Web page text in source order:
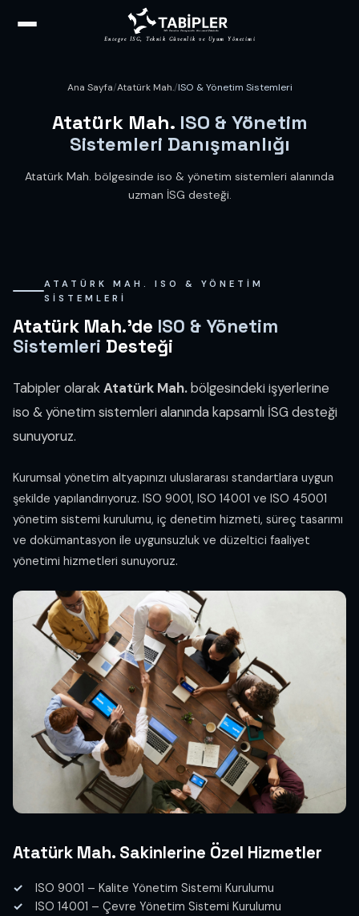
Entegre İSG, Teknik Güvenlik ve Uyum Yönetimi
Ana Sayfa/Atatürk Mah./ISO & Yönetim Sistemleri
Atatürk Mah. ISO & Yönetim
Sistemleri Danışmanlığı
Atatürk Mah. bölgesinde iso & yönetim sistemleri alanında
uzman İSG desteği.
ATATÜRK MAH. ISO & YÖNETIM
SISTEMLERI
Atatürk Mah.'de ISO & Yönetim
Sistemleri Desteği
Tabipler olarakAtatürk Mah.bölgesindeki işyerlerine
iso & yönetim sistemleri alanında kapsamlı İSG desteği
sunuyoruz.
Kurumsal yönetim altyapınızı uluslararası standartlara uygun
şekilde yapılandırıyoruz. ISO 9001, ISO 14001 ve ISO 45001
yönetim sistemi kurulumu, iç denetim hizmeti, süreç tasarımı
ve dokümantasyon ile uygunsuzluk ve düzeltici faaliyet
yönetimi hizmetleri sunuyoruz.
Atatürk Mah. Sakinlerine Özel Hizmetler
ISO 9001 – Kalite Yönetim Sistemi Kurulumu
ISO 14001 – Çevre Yönetim Sistemi Kurulumu